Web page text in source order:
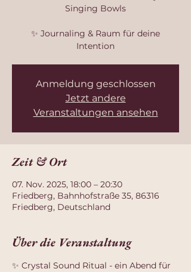
Singing Bowls
✨ Journaling & Raum für deine
Intention
Anmeldung geschlossen
Jetzt andere
Veranstaltungen ansehen
Zeit & Ort
07. Nov. 2025, 18:00 – 20:30
Friedberg, Bahnhofstraße 35, 86316
Friedberg, Deutschland
Über die Veranstaltung
✨ Crystal Sound Ritual - ein Abend für